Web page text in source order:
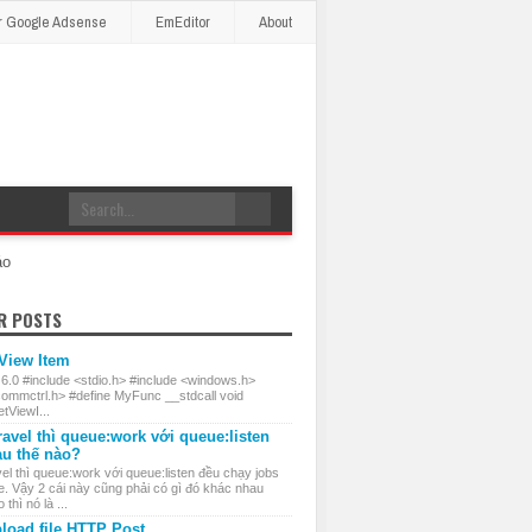
About
EmEditor
Google Adsense
POSTS
Item
#include <stdio.h> #include <windows.h>
#define MyFunc __stdcall void
thì queue:work với queue:listen
thế nào?
thì queue:work với queue:listen đều chạy jobs
Vậy 2 cái này cũng phải có gì đó khác nhau
thì nó là ...